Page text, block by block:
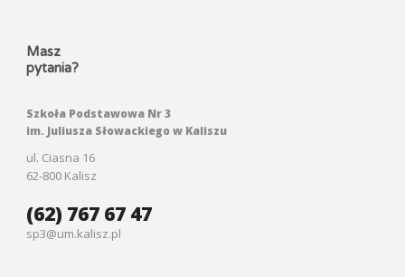
Masz
pytania?
Szkoła Podstawowa Nr 3
im. Juliusza Słowackiego w Kaliszu
ul. Ciasna 16
62-800 Kalisz
(62) 767 67 47
sp3@um.kalisz.pl